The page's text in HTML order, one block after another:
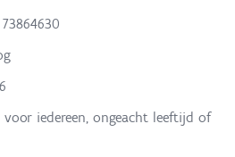
iedereen, ongeacht leeftijd of